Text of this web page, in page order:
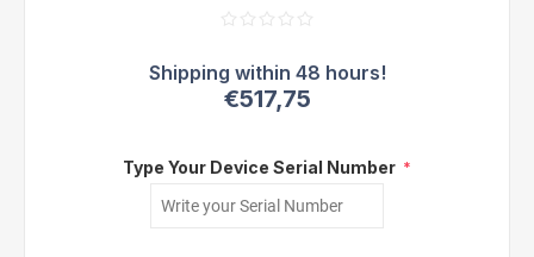
€517,75
Type Your Device Serial Number *